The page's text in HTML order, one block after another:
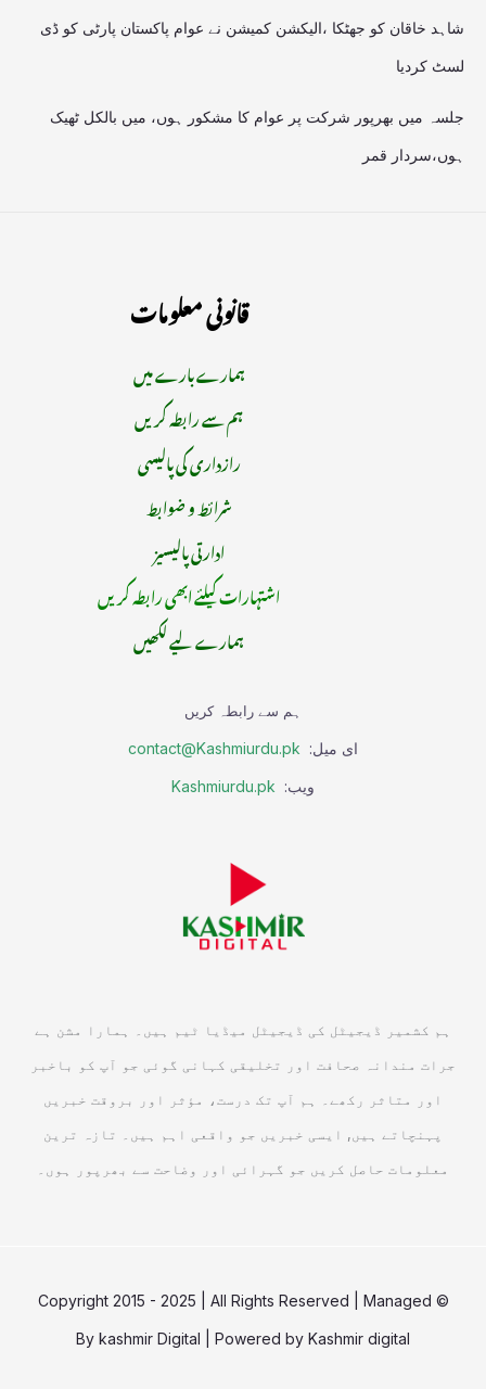
شاہد خاقان کو جھٹکا ،الیکشن کمیشن نے عوام پاکستان پارٹی کو ڈی
لسٹ کردیا
جلسہ میں بھرپور شرکت پر عوام کا مشکور ہوں، میں بالکل ٹھیک
ہوں،سردار قمر
قانونی معلومات
ہمارے بارے میں
ہم سے رابطہ کریں
رازداری کی پالیسی
شرائط و ضوابط
ادارتی پالیسیز
اشتہارات کیلئے ابھی رابطہ کریں
ہمارے لیے لکھیں
ہم سے رابطہ کریں
ای میل: contact@Kashmiurdu.pk
ویب: Kashmiurdu.pk
ہم کشمیر ڈیجیٹل کی ڈیجیٹل میڈیا ٹیم ہیں۔ ہمارا مشن ہے
جرات مندانہ صحافت اور تخلیقی کہانی گوئی جو آپ کو باخبر
اور متاثر رکھے۔ ہم آپ تک درست، مؤثر اور بروقت خبریں
پہنچاتے ہیں, ایسی خبریں جو واقعی اہم ہیں۔ تازہ ترین
معلومات حاصل کریں جو گہرائی اور وضاحت سے بھرپور ہوں۔
© Copyright 2015 - 2025 | All Rights Reserved | Managed
By kashmir Digital | Powered by Kashmir digital